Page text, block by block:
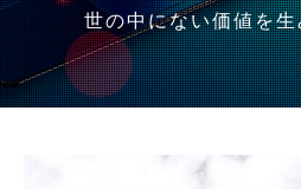
世の中にない価値を